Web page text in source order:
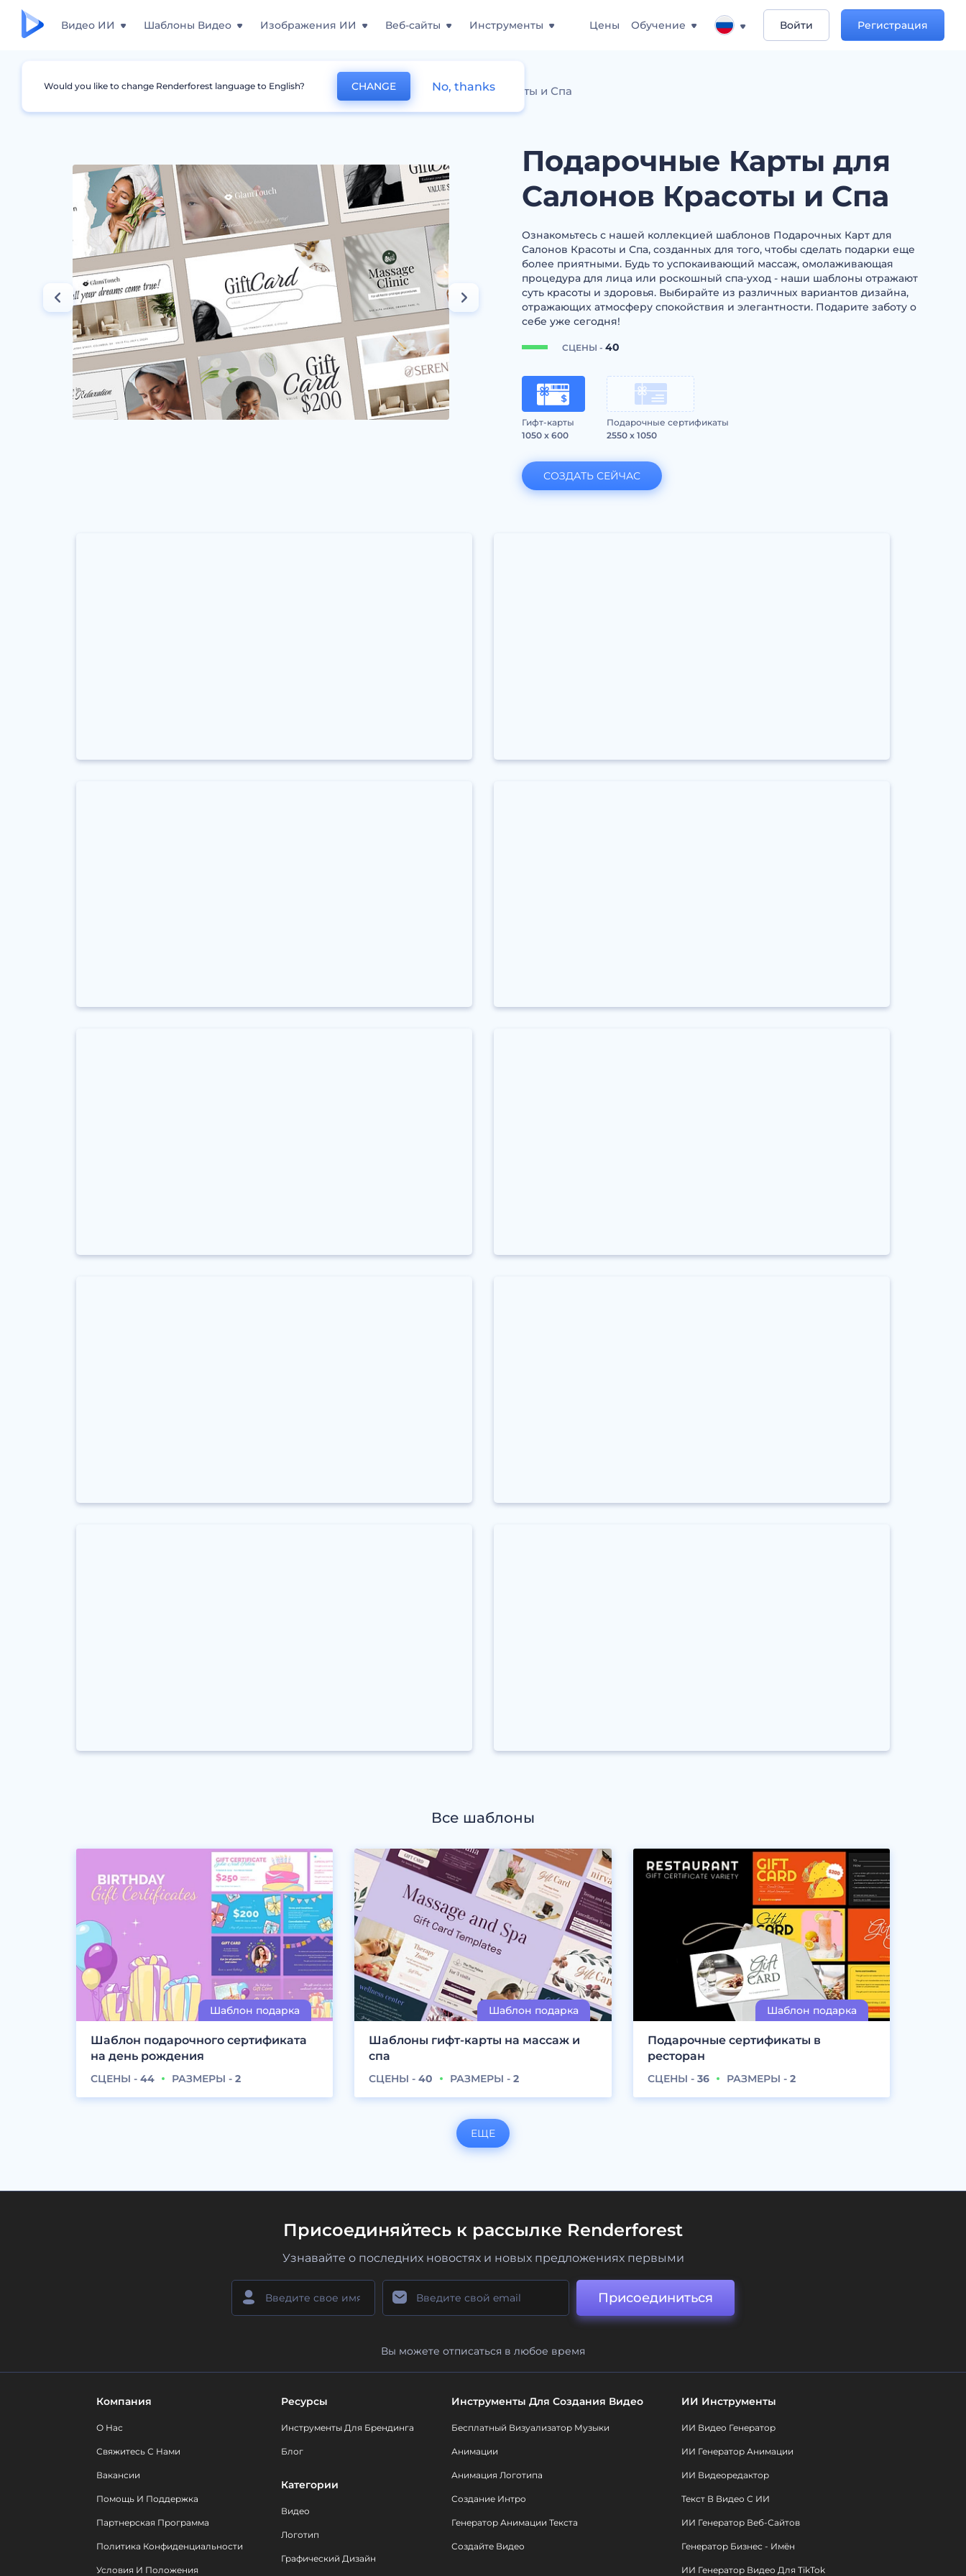
Видео ИИ Шаблоны Видео Изображения ИИ Веб-сайты Инструменты Цены Обучение Войти Регистрация
Дизайны Подарочный сертификтат Подарочные Карты для Салонов Красоты и Спа
Подарочные Карты для
Салонов Красоты и Спа
Ознакомьтесь с нашей коллекцией шаблонов Подарочных Карт для
Салонов Красоты и Спа, созданных для того, чтобы сделать подарки еще
более приятными. Будь то успокаивающий массаж, омолаживающая
процедура для лица или роскошный спа-уход - наши шаблоны отражают
суть красоты и здоровья. Выбирайте из различных вариантов дизайна,
отражающих атмосферу спокойствия и элегантности. Подарите заботу о
себе уже сегодня!
СЦЕНЫ - 40
Гифт-карты
1050 x 600
Подарочные сертификаты
2550 x 1050
СОЗДАТЬ СЕЙЧАС
Все шаблоны
Шаблон подарочного сертификата
на день рождения
СЦЕНЫ -44 РАЗМЕРЫ -2
Шаблоны гифт-карты на массаж и
спа
СЦЕНЫ -40 РАЗМЕРЫ -2
Подарочные сертификаты в
ресторан
СЦЕНЫ - 36 РАЗМЕРЫ - 2
ЕЩЕ
Присоединяйтесь к рассылке Renderforest
Узнавайте о последних новостях и новых предложениях первыми
Присоединиться
Вы можете отписаться в любое время
Компания
О Нас
Свяжитесь С Нами
Вакансии
Помощь И Поддержка
Партнерская Программа
Политика Конфиденциальности
Условия И Положения
Ресурсы
Инструменты Для Брендинга
Блог
Категории
Видео
Логотип
Графический Дизайн
Инструменты Для Создания Видео
Бесплатный Визуализатор Музыки
Анимации
Анимация Логотипа
Создание Интро
Генератор Анимации Текста
Создайте Видео
ИИ Инструменты
ИИ Видео Генератор
ИИ Генератор Анимации
ИИ Видеоредактор
Текст В Видео С ИИ
ИИ Генератор Веб-Сайтов
Генератор Бизнес - Имён
ИИ Генератор Видео Для TikTok
Would you like to change Renderforest language to English? CHANGE No, thanks